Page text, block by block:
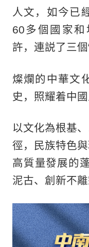
人文，如今已
60多個國家
許，連説了三個
燦爛的中華文
史，照耀着中
以文化為根基
徑，民族特色
高質量發展的
泥古、創新不離